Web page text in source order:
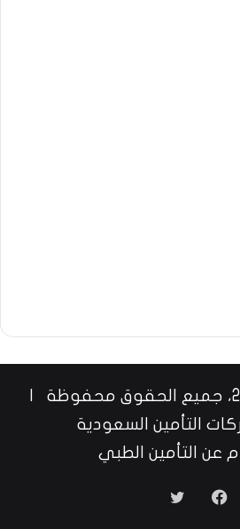
التأمين السعودية
عن التأمين الطبي
فيسبوك